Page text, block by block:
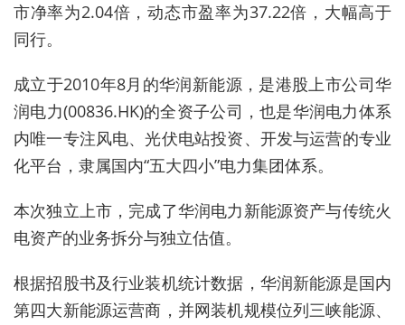
市净率为2.04倍，动态市盈率为37.22倍，大幅高于
同行。
成立于2010年8月的华润新能源，是港股上市公司华
润电力(00836.HK)的全资子公司，也是华润电力体系
内唯一专注风电、光伏电站投资、开发与运营的专业
化平台，隶属国内“五大四小”电力集团体系。
本次独立上市，完成了华润电力新能源资产与传统火
电资产的业务拆分与独立估值。
根据招股书及行业装机统计数据，华润新能源是国内
第四大新能源运营商，并网装机规模位列三峡能源、